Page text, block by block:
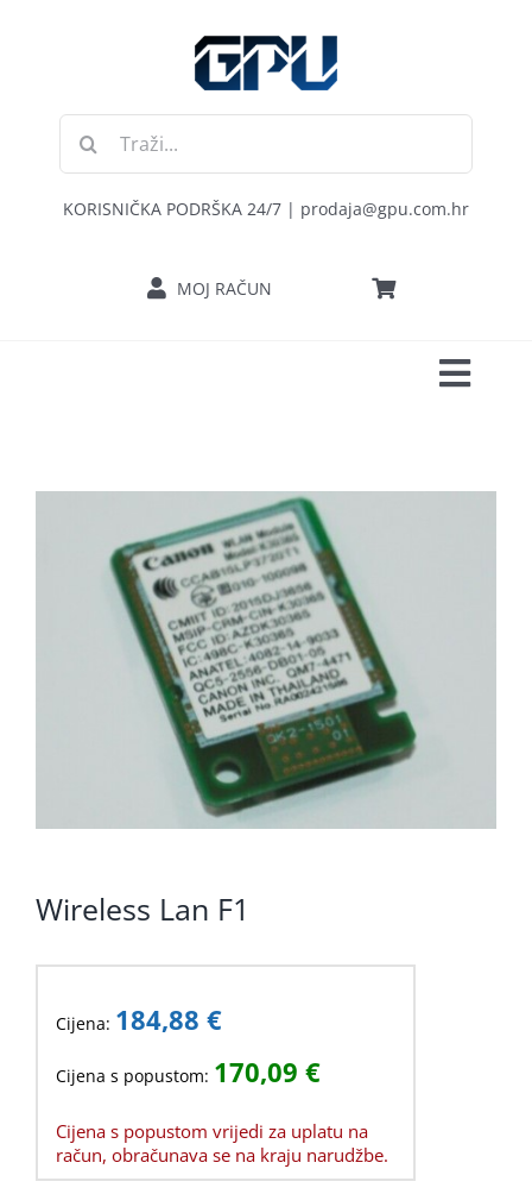
Traži...
KORISNIČKA PODRŠKA 24/7 | prodaja@gpu.com.hr
MOJ RAČUN
RAČUNALA
KOMPONENTE
PERIFERIJA
KABELI I KONEKTORI
MREŽNA OPREMA
OSTALO
Wireless Lan F1
Cijena: 184,88 €
Cijena s popustom: 170,09 €
Cijena s popustom vrijedi za uplatu na
račun, obračunava se na kraju narudžbe.